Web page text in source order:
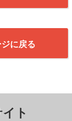
に戻る
ト